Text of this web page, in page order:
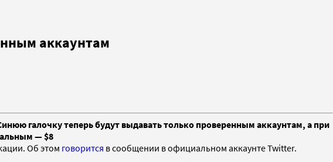
аккаунтам
галочку теперь будут выдавать только проверенным аккаунтам, а при
— $8
Об этом говорится в сообщении в официальном аккаунте Twitter.